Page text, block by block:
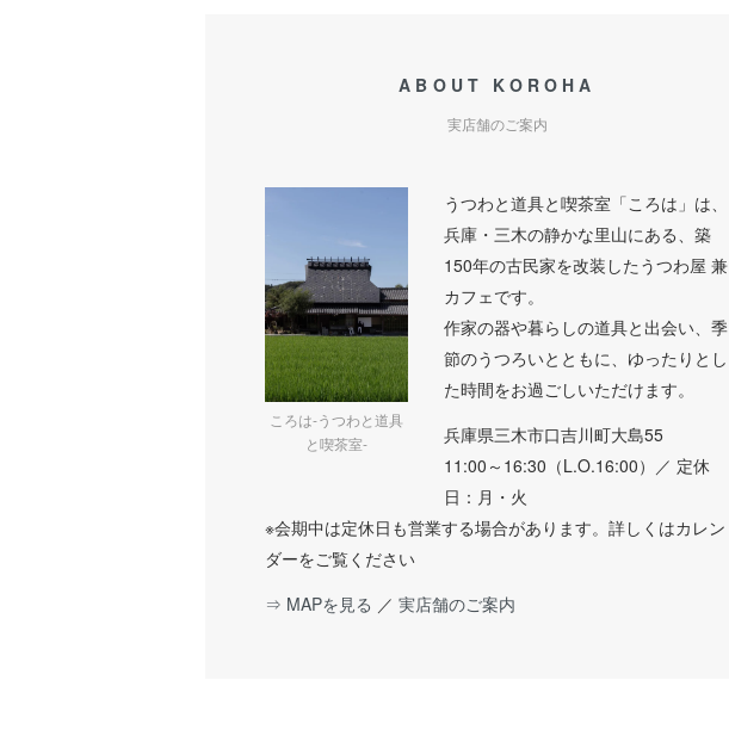
ABOUT KOROHA
実店舗のご案内
ころは-うつわと道具
と喫茶室-
うつわと道具と喫茶室「ころは」は、
兵庫・三木の静かな里山にある、築
150年の古民家を改装したうつわ屋 兼
カフェです。
作家の器や暮らしの道具と出会い、季
節のうつろいとともに、ゆったりとし
た時間をお過ごしいただけます。
兵庫県三木市口吉川町大島55
11:00～16:30（L.O.16:00）／ 定休
日：月・火
※会期中は定休日も営業する場合があります。詳しくはカレン
ダーをご覧ください
⇒ MAPを見る ／ 実店舗のご案内